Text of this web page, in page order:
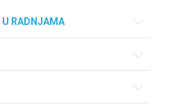
U RADNJAMA